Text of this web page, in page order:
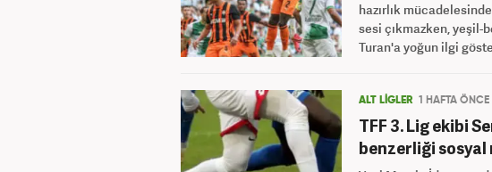
hazırlık
sesi çıkmazken, yeşil-
Turan'a yoğun ilgi
ALT LİGLER 1 HAFTA ÖNCE
TFF 3. Lig ekibi
benzerliği sosyal